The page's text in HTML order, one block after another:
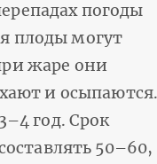
погоды
плоды могут
жаре они
и осыпаются.
год. Срок
50–60,